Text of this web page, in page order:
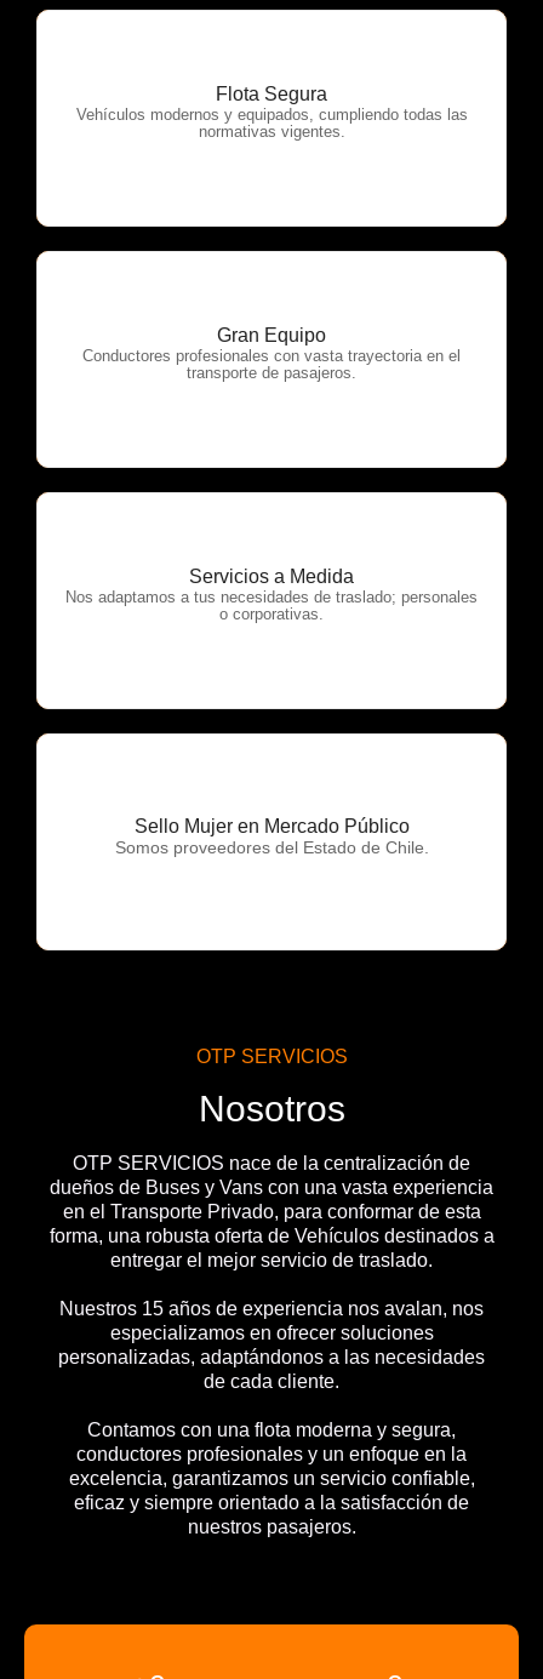
Flota Segura
Vehículos modernos y equipados, cumpliendo todas las
normativas vigentes.
OTP Servicios
Gran Equipo
Conductores profesionales con vasta trayectoria en el
transporte de pasajeros.
OTP Servicios
Servicios a Medida
Nos adaptamos a tus necesidades de traslado; personales
o corporativas.
OTP Servicios
Sello Mujer en Mercado Público
Somos proveedores del Estado de Chile.
OTP Servicios
OTP SERVICIOS
Nosotros
OTP SERVICIOS nace de la centralización de
dueños de Buses y Vans con una vasta experiencia
en el Transporte Privado, para conformar de esta
forma, una robusta oferta de Vehículos destinados a
entregar el mejor servicio de traslado.
Nuestros 15 años de experiencia nos avalan, nos
especializamos en ofrecer soluciones
personalizadas, adaptándonos a las necesidades
de cada cliente.
Contamos con una flota moderna y segura,
conductores profesionales y un enfoque en la
excelencia, garantizamos un servicio confiable,
eficaz y siempre orientado a la satisfacción de
nuestros pasajeros.